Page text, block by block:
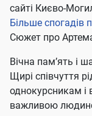
сайті Києво-
Більше спогадів
Сюжет про
Вічна пам’ять і
Щирі співчуття
однокурсникам і
важливою